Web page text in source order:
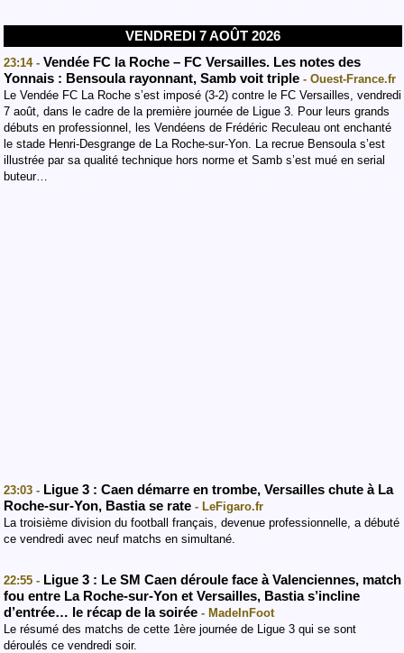
VENDREDI 7 AOÛT 2026
23:14 - Vendée FC la Roche – FC Versailles. Les notes des
Yonnais : Bensoula rayonnant, Samb voit triple - Ouest-France.fr
Le Vendée FC La Roche s’est imposé (3-2) contre le FC Versailles, vendredi
7 août, dans le cadre de la première journée de Ligue 3. Pour leurs grands
débuts en professionnel, les Vendéens de Frédéric Reculeau ont enchanté
le stade Henri-Desgrange de La Roche-sur-Yon. La recrue Bensoula s’est
illustrée par sa qualité technique hors norme et Samb s’est mué en serial
buteur…
23:03 - Ligue 3 : Caen démarre en trombe, Versailles chute à La
Roche-sur-Yon, Bastia se rate - LeFigaro.fr
La troisième division du football français, devenue professionnelle, a débuté
ce vendredi avec neuf matchs en simultané.
22:55 - Ligue 3 : Le SM Caen déroule face à Valenciennes, match
fou entre La Roche-sur-Yon et Versailles, Bastia s’incline
d’entrée… le récap de la soirée - MadeInFoot
Le résumé des matchs de cette 1ère journée de Ligue 3 qui se sont
déroulés ce vendredi soir.